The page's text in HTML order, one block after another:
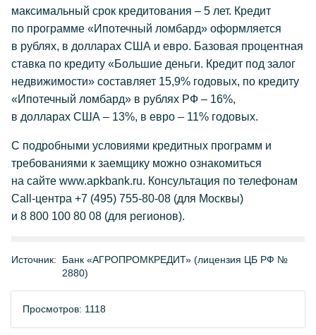
максимальный срок кредитования – 5 лет. Кредит
по программе «Ипотечный ломбард» оформляется
в рублях, в долларах США и евро. Базовая процентная
ставка по кредиту «Большие деньги. Кредит под залог
недвижимости» составляет 15,9% годовых, по кредиту
«Ипотечный ломбард» в рублях РФ – 16%,
в долларах США – 13%, в евро – 11% годовых.
С подробными условиями кредитных программ и
требованиями к заемщику можно ознакомиться
на сайте www.apkbank.ru. Консультация по телефонам
Call-центра +7 (495) 755-80-08 (для Москвы)
и 8 800 100 80 08 (для регионов).
Источник:
Банк «АГРОПРОМКРЕДИТ» (лицензия ЦБ РФ №
2880)
Просмотров: 1118